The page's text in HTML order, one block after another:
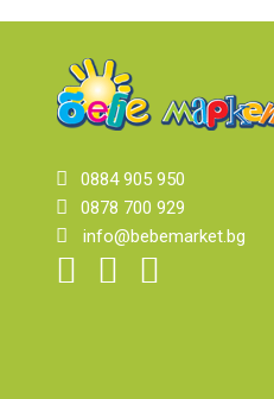
0884 905 950
0878 700 929
info@bebemarket.bg